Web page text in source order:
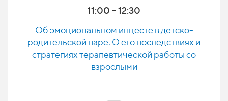
11:00 - 12:30
Об эмоциональном инцесте в детско-
родительской паре. О его последствиях и
стратегиях терапевтической работы со
взрослыми